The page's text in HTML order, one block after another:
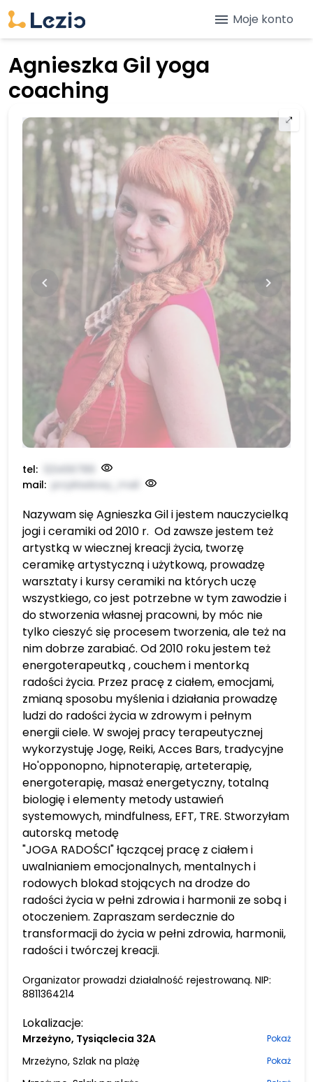
menu Moje konto
Agnieszka Gil yoga
coaching
keyboard_arrow_right
keyboard_arrow_left
tel:
mail: przykładowy_mail
Nazywam się Agnieszka Gil i jestem nauczycielką
jogi i ceramiki od 2010 r. Od zawsze jestem też
artystką w wiecznej kreacji życia, tworzę
ceramikę artystyczną i użytkową, prowadzę
warsztaty i kursy ceramiki na których uczę
wszystkiego, co jest potrzebne w tym zawodzie i
do stworzenia własnej pracowni, by móc nie
tylko cieszyć się procesem tworzenia, ale też na
nim dobrze zarabiać. Od 2010 roku jestem też
energoterapeutką , couchem i mentorką
radości życia. Przez pracę z ciałem, emocjami,
zmianą sposobu myślenia i działania prowadzę
ludzi do radości życia w zdrowym i pełnym
energii ciele. W swojej pracy terapeutycznej
wykorzystuję Jogę, Reiki, Acces Bars, tradycyjne
Ho'opponopno, hipnoterapię, arteterapię,
energoterapię, masaż energetyczny, totalną
biologię i elementy metody ustawień
systemowych, mindfulness, EFT, TRE. Stworzyłam
autorską metodę
"JOGA RADOŚCI" łączącej pracę z ciałem i
uwalnianiem emocjonalnych, mentalnych i
rodowych blokad stojących na drodze do
radości życia w pełni zdrowia i harmonii ze sobą i
otoczeniem. Zapraszam serdecznie do
transformacji do życia w pełni zdrowia, harmonii,
radości i twórczej kreacji.
Organizator prowadzi działalność rejestrowaną. NIP:
8811364214
Lokalizacje:
Mrzeżyno, Tysiąclecia 32A Pokaż
Mrzeżyno, Szlak na plażę Pokaż
⤢